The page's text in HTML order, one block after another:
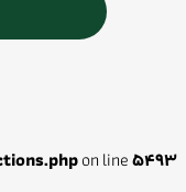
on line5493